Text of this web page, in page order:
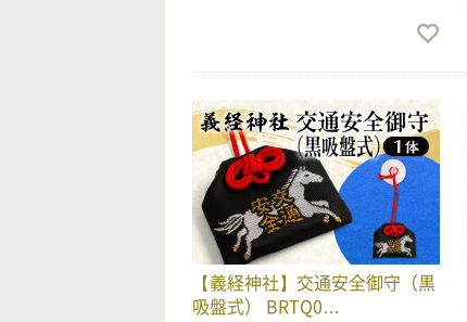
【義経神社】交通安全御守（黒
吸盤式） BRTQ0…